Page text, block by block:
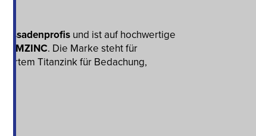
und ist auf hochwertige
VMZINC. Die Marke steht für
Titanzink für Bedachung,